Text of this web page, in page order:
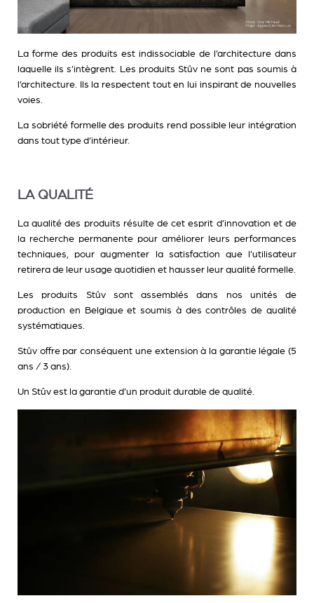
La forme des produits est indissociable de l’architecture dans
laquelle ils s’intègrent. Les produits Stûv ne sont pas soumis à
l’architecture. Ils la respectent tout en lui inspirant de nouvelles
voies.
La sobriété formelle des produits rend possible leur intégration
dans tout type d’intérieur.
LA QUALITÉ
La qualité des produits résulte de cet esprit d’innovation et de
la recherche permanente pour améliorer leurs performances
techniques, pour augmenter la satisfaction que l’utilisateur
retirera de leur usage quotidien et hausser leur qualité formelle.
Les produits Stûv sont assemblés dans nos unités de
production en Belgique et soumis à des contrôles de qualité
systématiques.
Stûv offre par conséquent une extension à la garantie légale (5
ans / 3 ans).
Un Stûv est la garantie d’un produit durable de qualité.